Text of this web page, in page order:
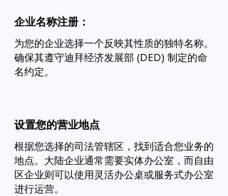
企业名称注册：
为您的企业选择一个反映其性质的独特名称。
确保其遵守迪拜经济发展部 (DED) 制定的命
名约定。
设置您的营业地点
根据您选择的司法管辖区，找到适合您业务的
地点。大陆企业通常需要实体办公室，而自由
区企业则可以使用灵活办公桌或服务式办公室
进行运营。